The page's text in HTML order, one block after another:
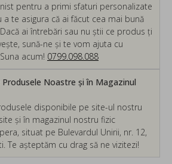
pentru a primi sfaturi personalizate
a te asigura că ai făcut cea mai bună
ai întrebări sau nu știi ce produs ți
sună-ne și te vom ajuta cu
acum! 0799.098.088
Produsele Noastre și în Magazinul
disponibile pe site-ul nostru
și în magazinul nostru fizic
situat pe Bulevardul Unirii, nr. 12,
Te așteptăm cu drag să ne vizitezi!